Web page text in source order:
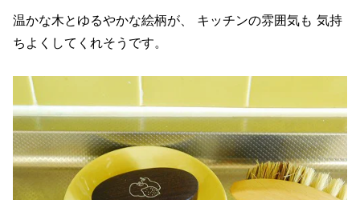
温かな木とゆるやかな絵柄が、 キッチンの雰囲気も 気持
ちよくしてくれそうです。